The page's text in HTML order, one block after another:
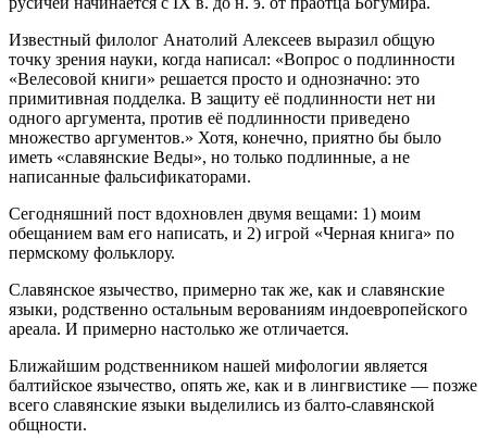
Известный филолог Анатолий Алексеев выразил общую
точку зрения науки, когда написал: «Вопрос о подлинности
«Велесовой книги» решается просто и однозначно: это
примитивная подделка. В защиту её подлинности нет ни
одного аргумента, против её подлинности приведено
множество аргументов.» Хотя, конечно, приятно бы было
иметь «славянские Веды», но только подлинные, а не
написанные фальсификаторами.
Сегодняшний пост вдохновлен двумя вещами: 1) моим
обещанием вам его написать, и 2) игрой «Черная книга» по
пермскому фольклору.
Славянское язычество, примерно так же, как и славянские
языки, родственно остальным верованиям индоевропейского
ареала. И примерно настолько же отличается.
Ближайшим родственником нашей мифологии является
балтийское язычество, опять же, как и в лингвистике — позже
всего славянские языки выделились из балто-славянской
общности.